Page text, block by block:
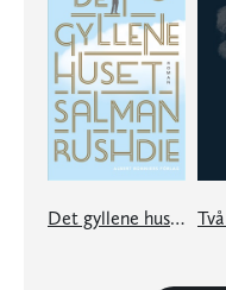
Det gyllene huset